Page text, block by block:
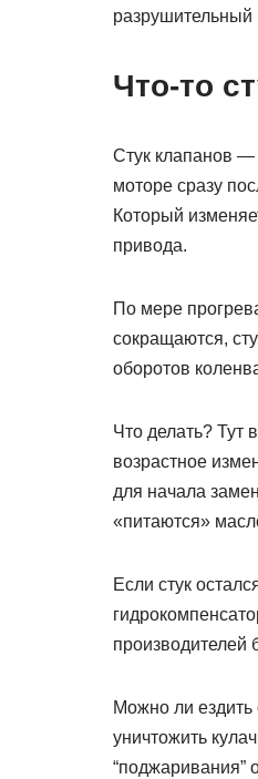
Что-то
Стук клапанов —
моторе сразу
Который
привода.
По мере
сокращаются,
оборотов
Что делать? Тут
возрастное
для начала
«питаются»
Если стук
производителей
Можно ли ездить
уничтожить
“поджаривания”